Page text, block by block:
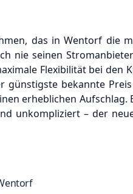
das in Wentorf die
nie seinen
Flexibilität bei
günstigste bekannte
erheblichen Aufschlag.
unkompliziert – der